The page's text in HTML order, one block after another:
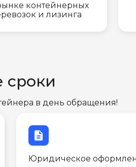
контейнерных
и лизинга
сроки
в день обращения!
description
Юридическое